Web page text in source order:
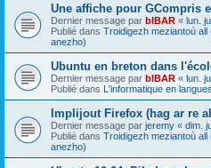
Une affiche pour GCompris
Dernier message par bIBAR « lun.
Publié dans Troidigezh meziantoù
anezho)
Ubuntu en breton dans
Dernier message par bIBAR « lun.
Publié dans L'informatique en
Implijout Firefox (hag ar re
Dernier message par jeremy « dim.
Publié dans Troidigezh meziantoù
anezho)